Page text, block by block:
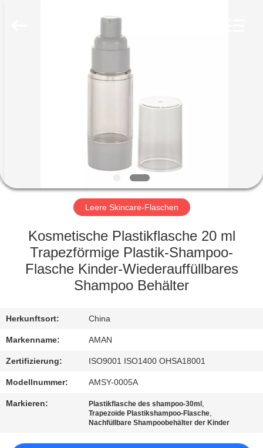
VR-
SHOW
ÜBER
UNS
WERKSBESICHTIGUNG
QUALITÄTSKONTROLLE
KONTAKT
MIT
UNS
Leere Skincare-Flaschen
Kosmetische Plastikflasche 20 ml
Trapezförmige Plastik-Shampoo-
Flasche Kinder-Wiederauffüllbares
Shampoo Behälter
Herkunftsort: China
Markenname: AMAN
Zertifizierung: ISO9001 ISO1400 OHSA18001
Modellnummer: AMSY-0005A
Markieren: Plastikflasche des shampoo-30ml ,
Trapezoide Plastikshampoo-Flasche,
Nachfüllbare Shampoobehälter der Kinder